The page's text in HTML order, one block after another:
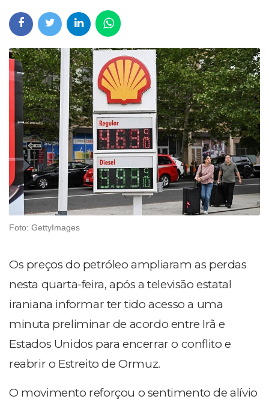
Foto: GettyImages
Os preços do petróleo ampliaram as perdas
nesta quarta-feira, após a televisão estatal
iraniana informar ter tido acesso a uma
minuta preliminar de acordo entre Irã e
Estados Unidos para encerrar o conflito e
reabrir o Estreito de Ormuz.
O movimento reforçou o sentimento de alívio